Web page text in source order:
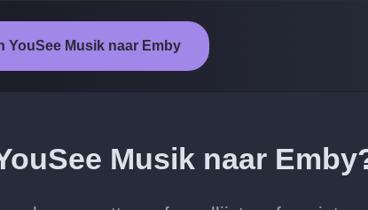
YouSee Musik naar Emby
Musik naar